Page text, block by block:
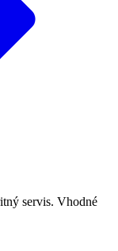
servis. Vhodné